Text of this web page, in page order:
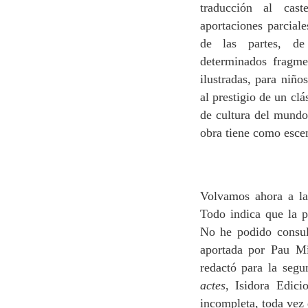
traducción al
aportaciones
de las partes,
determinados
ilustradas, para
al prestigio de un
de cultura del
obra tiene como
Volvamos ahora a
Todo indica que la
No he podido
aportada por Pau
redactó para la
actes, Isidora
incompleta, toda